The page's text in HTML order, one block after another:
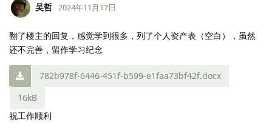
吴哲 2024年11月17日
翻了楼主的回复，感觉学到很多，列了个人资产表（空白），虽然
还不完善，留作学习纪念
782b978f-6446-451f-b599-e1faa73bf42f.docx
16kB
祝工作顺利